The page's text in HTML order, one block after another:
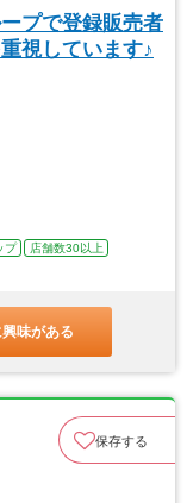
プで登録販売者
視しています♪
プ
店舗数30以上
味がある
保存する